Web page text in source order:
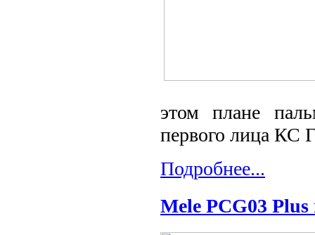
этом плане
первого лица КС
Подробнее...
Mele PCG03